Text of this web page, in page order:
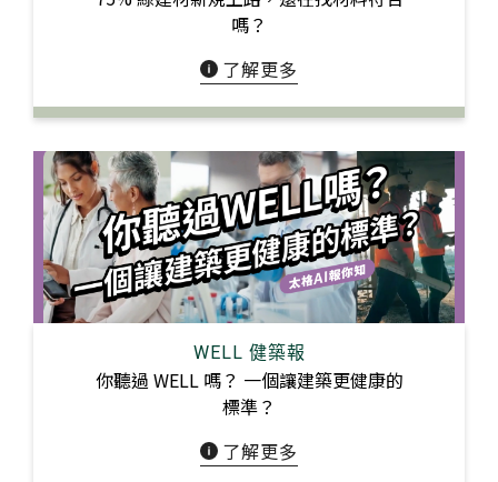
嗎？
了解更多
WELL 健築報
你聽過 WELL 嗎？ ⼀個讓建築更健康的
標準？
了解更多